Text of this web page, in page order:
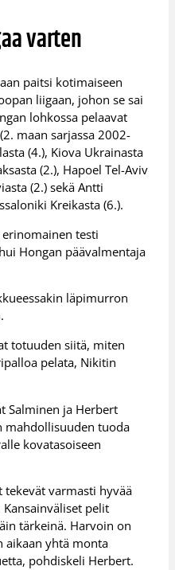
varten
paitsi kotimaiseen
liigaan, johon se sai
lohkossa pelaavat
maan sarjassa 2002-
(4.), Kiova Ukrainasta
(2.), Hapoel Tel-Aviv
(2.) sekä Antti
Kreikasta (6.).
testi
Hongan päävalmentaja
läpimurron
totuuden siitä, miten
pelata, Nikitin
Salminen ja Herbert
mahdollisuuden tuoda
kovatasoiseen
tekevät varmasti hyvää
pelit
tärkeinä. Harvoin on
aikaan yhtä monta
pohdiskeli Herbert.